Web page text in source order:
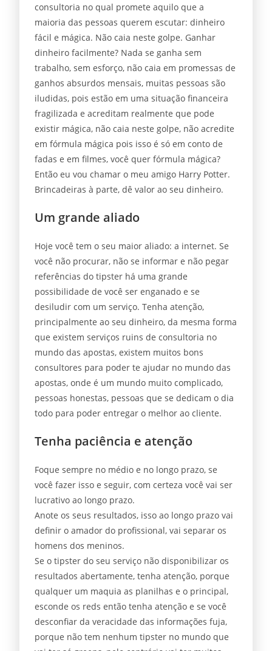
consultoria no qual promete aquilo que a
maioria das pessoas querem escutar: dinheiro
fácil e mágica. Não caia neste golpe. Ganhar
dinheiro facilmente? Nada se ganha sem
trabalho, sem esforço, não caia em promessas de
ganhos absurdos mensais, muitas pessoas são
iludidas, pois estão em uma situação financeira
fragilizada e acreditam realmente que pode
existir mágica, não caia neste golpe, não acredite
em fórmula mágica pois isso é só em conto de
fadas e em filmes, você quer fórmula mágica?
Então eu vou chamar o meu amigo Harry Potter.
Brincadeiras à parte, dê valor ao seu dinheiro.
Um grande aliado
Hoje você tem o seu maior aliado: a internet. Se
você não procurar, não se informar e não pegar
referências do tipster há uma grande
possibilidade de você ser enganado e se
desiludir com um serviço. Tenha atenção,
principalmente ao seu dinheiro, da mesma forma
que existem serviços ruins de consultoria no
mundo das apostas, existem muitos bons
consultores para poder te ajudar no mundo das
apostas, onde é um mundo muito complicado,
pessoas honestas, pessoas que se dedicam o dia
todo para poder entregar o melhor ao cliente.
Tenha paciência e atenção
Foque sempre no médio e no longo prazo, se
você fazer isso e seguir, com certeza você vai ser
lucrativo ao longo prazo.
Anote os seus resultados, isso ao longo prazo vai
definir o amador do profissional, vai separar os
homens dos meninos.
Se o tipster do seu serviço não disponibilizar os
resultados abertamente, tenha atenção, porque
qualquer um maquia as planilhas e o principal,
esconde os reds então tenha atenção e se você
desconfiar da veracidade das informações fuja,
porque não tem nenhum tipster no mundo que